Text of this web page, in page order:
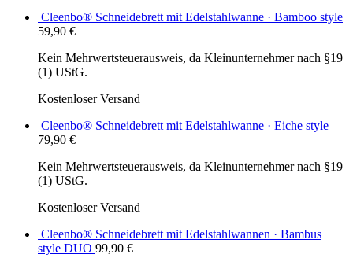
Cleenbo® Schneidebrett mit Edelstahlwanne · Bamboo style
59,90 €
Kein Mehrwertsteuerausweis, da Kleinunternehmer nach §19
(1) UStG.
Kostenloser Versand
Cleenbo® Schneidebrett mit Edelstahlwanne · Eiche style
79,90 €
Kein Mehrwertsteuerausweis, da Kleinunternehmer nach §19
(1) UStG.
Kostenloser Versand
Cleenbo® Schneidebrett mit Edelstahlwannen · Bambus
style DUO 99,90 €